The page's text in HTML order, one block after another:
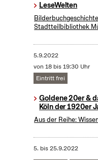
LeseWelten
Stadtteilbibliothek
5.9.2022
von 18 bis 19:30 Uhr
Eintritt frei
Goldene 20er &
Köln der 1920er
Aus der Reihe:
5. bis25.9.2022